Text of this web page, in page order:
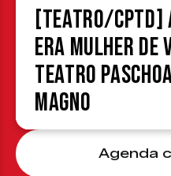
[TEATRO/
era mulher de
Teatro
Magno
Agenda